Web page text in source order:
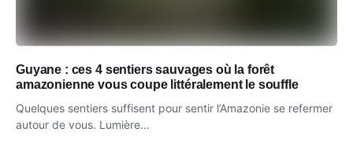
Guyane : ces 4 sentiers sauvages où la forêt
amazonienne vous coupe littéralement le souffle
Quelques sentiers suffisent pour sentir l’Amazonie se refermer
autour de vous. Lumière...